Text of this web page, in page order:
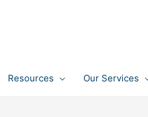
Resources Our Services